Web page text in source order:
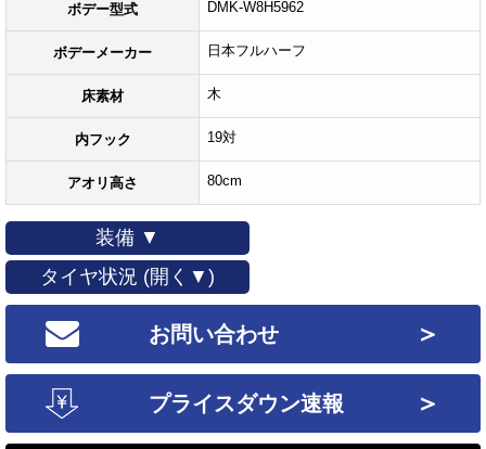
ボデー型式 DMK-W8H5962
ボデーメーカー 日本フルハーフ
床素材 木
内フック 19対
アオリ高さ 80cm
装備 ▼
タイヤ状況 (開く▼)
お問い合わせ ＞
プライスダウン速報 ＞